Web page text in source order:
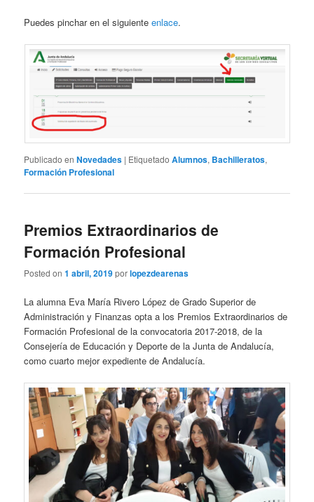
Puedes pinchar en el siguienteenlace.
Publicado en Novedades | Etiquetado Alumnos, Bachilleratos,
Formación Profesional
Premios Extraordinarios de
Formación Profesional
Posted on1 abril, 2019porlopezdearenas
La alumna Eva María Rivero López de Grado Superior de
Administración y Finanzas opta a los Premios Extraordinarios de
Formación Profesional de la convocatoria 2017-2018, de la
Consejería de Educación y Deporte de la Junta de Andalucía,
como cuarto mejor expediente de Andalucía.